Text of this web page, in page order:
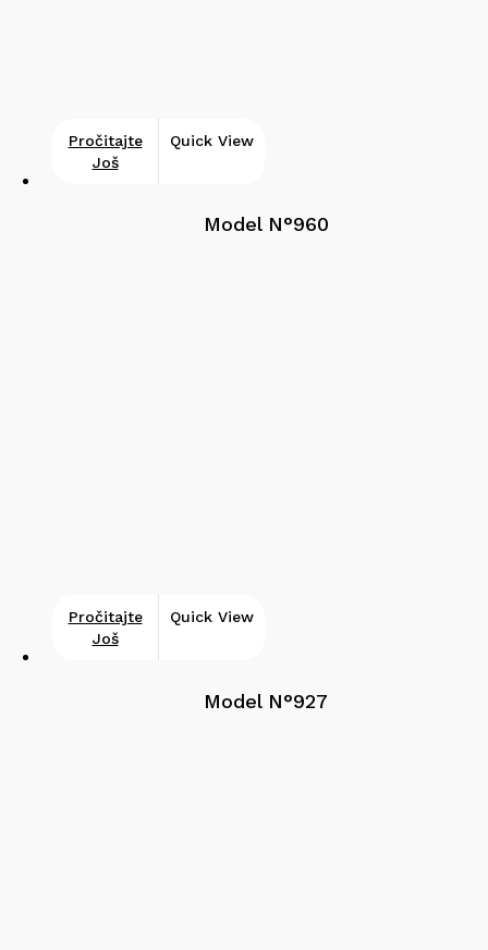
Pročitajte
Još
Quick View
Model N°960
Pročitajte
Još
Quick View
Model N°927